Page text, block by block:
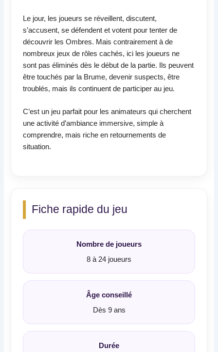
Le jour, les joueurs se réveillent, discutent,
s’accusent, se défendent et votent pour tenter de
découvrir les Ombres. Mais contrairement à de
nombreux jeux de rôles cachés, ici les joueurs ne
sont pas éliminés dès le début de la partie. Ils peuvent
être touchés par la Brume, devenir suspects, être
troublés, mais ils continuent de participer au jeu.
C’est un jeu parfait pour les animateurs qui cherchent
une activité d’ambiance immersive, simple à
comprendre, mais riche en retournements de
situation.
Fiche rapide du jeu
Nombre de joueurs
8 à 24 joueurs
Âge conseillé
Dès 9 ans
Durée